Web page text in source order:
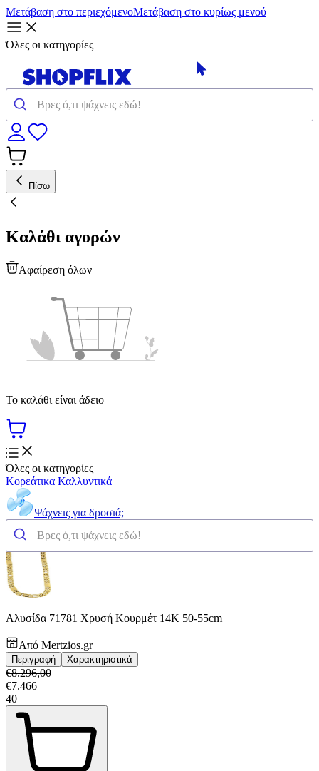
Μετάβαση στο περιεχόμενοΜετάβαση στο κυρίως μενού
Όλες οι κατηγορίες
Πίσω
Καλάθι αγορών
Αφαίρεση όλων
Το καλάθι είναι άδειο
Όλες οι κατηγορίες
Κορεάτικα Καλλυντικά
Ψάχνεις για δροσιά;
Αλυσίδα 71781 Xρυσή Κουρμέτ 14Κ 50-55cm
Από Mertzios.gr
Περιγραφή Χαρακτηριστικά
€8.296,00
€7.466
40